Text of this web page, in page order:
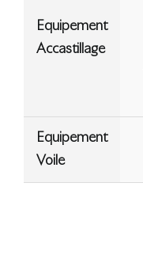
Equipement
Accastillage
Equipement
Voile